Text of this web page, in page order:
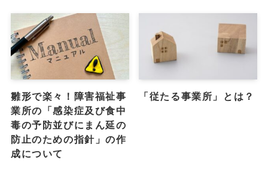
雛形で楽々！障害福祉事
業所の「感染症及び食中
毒の予防並びにまん延の
防止のための指針」の作
成について
「従たる事業所」とは？